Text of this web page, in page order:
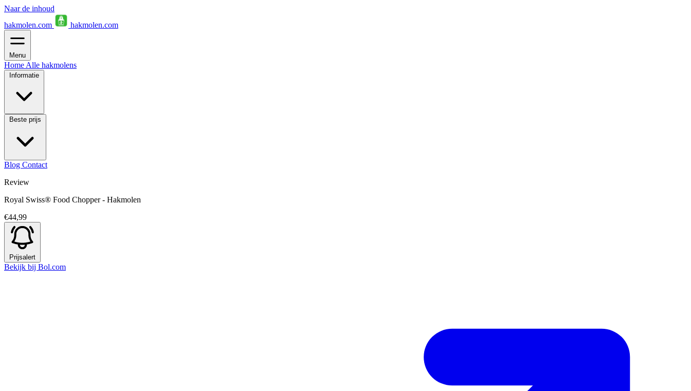
Naar de inhoud
hakmolen.com
hakmolen.com
Menu
Home Alle hakmolens
Informatie
Beste prijs
Blog Contact
Review
Royal Swiss® Food Chopper - Hakmolen
€44,99
Prijsalert
Bekijk bij Bol.com